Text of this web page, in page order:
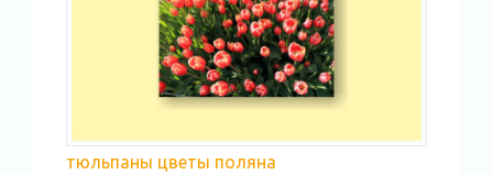
тюльпаны цветы поляна